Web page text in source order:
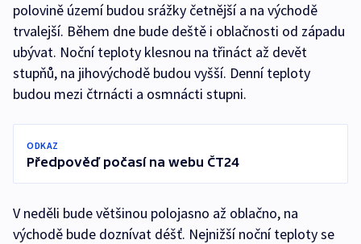
polovině území budou srážky četnější a na východě
trvalejší. Během dne bude deště i oblačnosti od západu
ubývat. Noční teploty klesnou na třináct až devět
stupňů, na jihovýchodě budou vyšší. Denní teploty
budou mezi čtrnácti a osmnácti stupni.
ODKAZ
Předpověď počasí na webu ČT24
V neděli bude většinou polojasno až oblačno, na
východě bude doznívat déšť. Nejnižší noční teploty se